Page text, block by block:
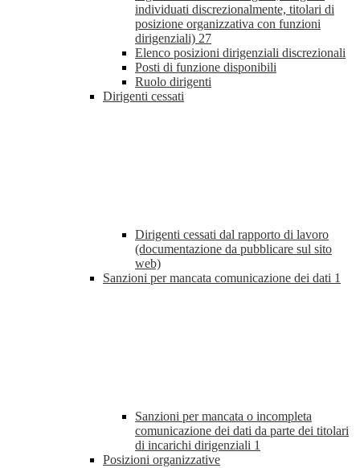
individuati discrezionalmente, titolari di
posizione organizzativa con funzioni
dirigenziali) 27
Elenco posizioni dirigenziali discrezionali
Posti di funzione disponibili
Ruolo dirigenti
Dirigenti cessati
Dirigenti cessati dal rapporto di lavoro
(documentazione da pubblicare sul sito
web)
Sanzioni per mancata comunicazione dei dati 1
Sanzioni per mancata o incompleta
comunicazione dei dati da parte dei titolari
di incarichi dirigenziali 1
Posizioni organizzative